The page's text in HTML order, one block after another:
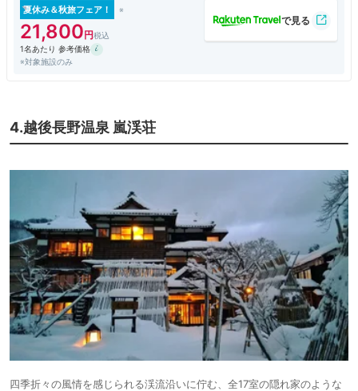
うという人もいました。夕食は筋子の粕漬け、ずわい蟹と胡瓜の黄味酢か
け、胡桃豆腐と胡桃味噌、芋味噌の倉かけ、雪鱒とブリのお造り、岩魚の
塩焼き、田舎煮、和牛の味噌煮込みなど、お酒に合う料理が並び、「鶴齢
の本醸造」、山田錦を35%まで磨き上げた「北雪 大吟醸YK35」、「純米
大吟醸久保田」、「純米大吟醸湊屋藤助」など貴重なお酒を試すことがで
の塩沢産コシヒカリをたらふくいただきました。お米が主役になるほど美
味しかったです。
夏休み＆秋旅フェア！
21,800
1名あたり 参考価格
※対象施設のみ
4.越後長野温泉 嵐渓荘
四季折々の風情を感じられる渓流沿いに佇む、全17室の隠れ家のような